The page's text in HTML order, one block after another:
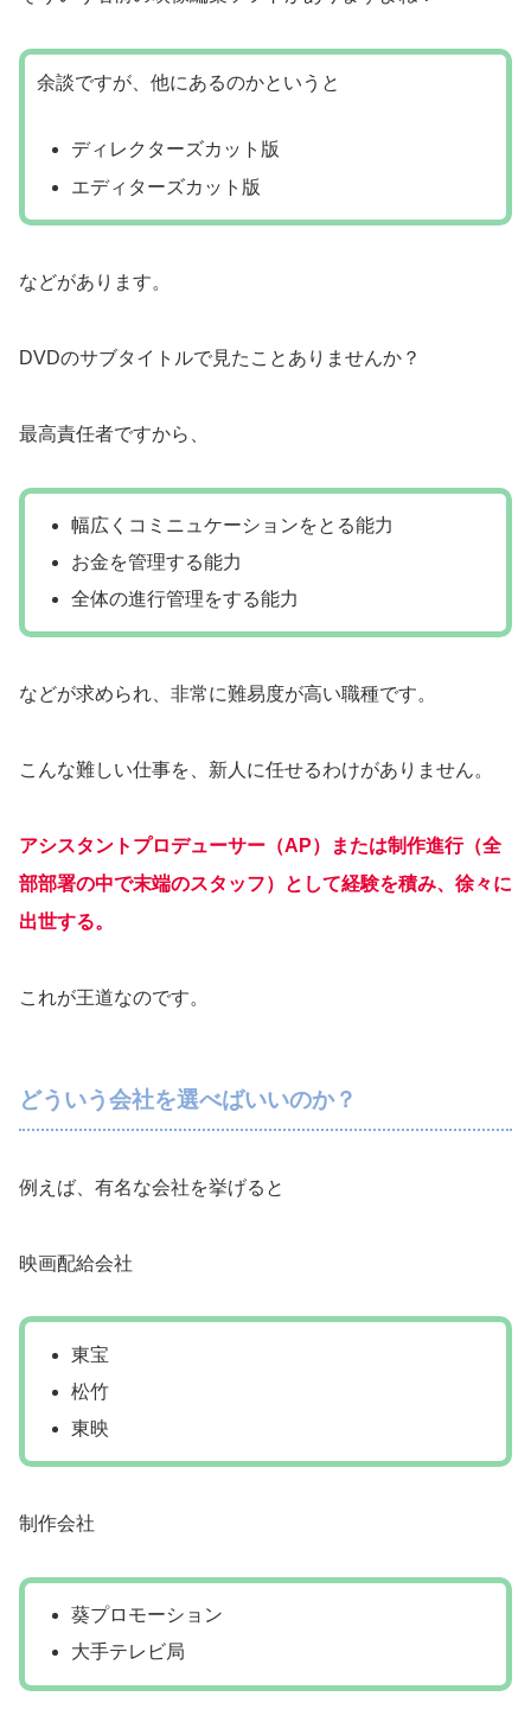
余談ですが、他にあるのかというと
ディレクターズカット版
エディターズカット版
などがあります。
DVDのサブタイトルで見たことありませんか？
最高責任者ですから、
幅広くコミニュケーションをとる能力
お金を管理する能力
全体の進行管理をする能力
などが求められ、非常に難易度が高い職種です。
こんな難しい仕事を、新人に任せるわけがありません。
アシスタントプロデューサー（AP）または制作進行（全
部部署の中で末端のスタッフ）として経験を積み、徐々に
出世する。
これが王道なのです。
どういう会社を選べばいいのか？
例えば、有名な会社を挙げると
映画配給会社
東宝
松竹
東映
制作会社
葵プロモーション
大手テレビ局